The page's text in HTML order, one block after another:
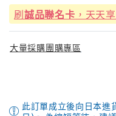
刷誠品聯名卡 ，天天
大量採購團購專區
此訂單成立後向日本進